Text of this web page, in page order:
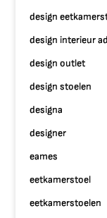
design
design interieur
design outlet
design stoelen
designa
designer
eames
eetkamerstoel
eetkamerstoelen